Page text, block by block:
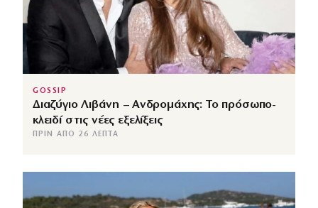
GOSSIP
Διαζύγιο Λιβάνη – Ανδρομάχης: Το πρόσωπο-
κλειδί στις νέες εξελίξεις
ΠΡΙΝ ΑΠΌ 26 ΛΕΠΤΆ